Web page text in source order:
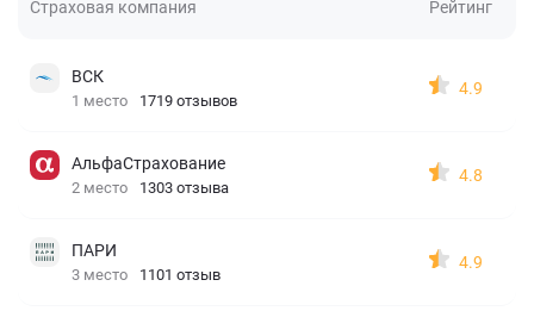
Страховая компания Рейтинг
ВСК
1 место 1719 отзывов
4.9
АльфаСтрахование
2 место 1303 отзыва
4.8
ПАРИ
3 место 1101 отзыв
4.9